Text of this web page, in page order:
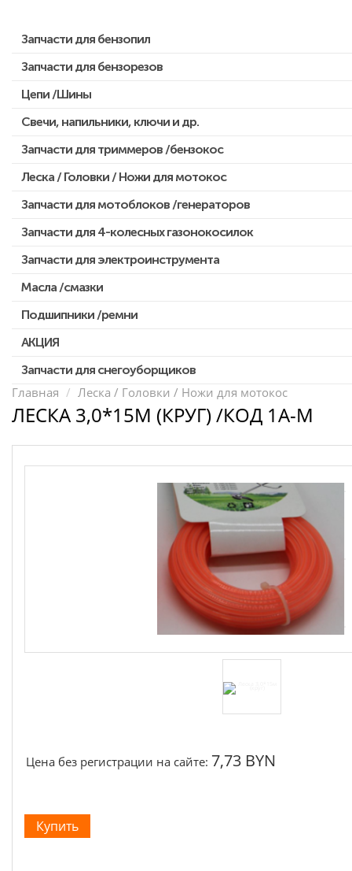
Запчасти для бензопил
Запчасти для бензопил Stihl
Запчасти для бензопил Husqvarna, Partner
Запчасти для Китайских бензопил
Запчасти для бензопил Oleo-mac, Echo и др.
Запчасти для бензорезов
Цепи /Шины
Свечи, напильники, ключи и др.
Запчасти для триммеров /бензокос
Запчасти для Китайских триммеров
Запчасти для мотокос Stihl /Husqvarna /Oleo-mac /Echo и др.
Леска / Головки / Ножи для мотокос
Запчасти для мотоблоков /генераторов
Запчасти для 4-колесных газонокосилок
Запчасти для электроинструмента
Двигатели, редукторы для шуруповертов
Патроны для шуруповертов / перфораторов
Выключатели, переключатели
Запчасти для перфораторов и отбойных молотков
Запчасти для УШМ (болгарок)
Запчасти для электроинструмента другие
Конденсаторы
Якоря, статоры
Аккумуляторы, зарядные устройства
Ремни для электроинструмента
Масла /смазки
Подшипники /ремни
АКЦИЯ
Скидка 50%
Запчасти для снегоуборщиков
Главная Леска / Головки / Ножи для мотокос
ЛЕСКА 3,0*15М (КРУГ) /КОД 1A-M
Цена без регистрации на сайте: 7,73 BYN